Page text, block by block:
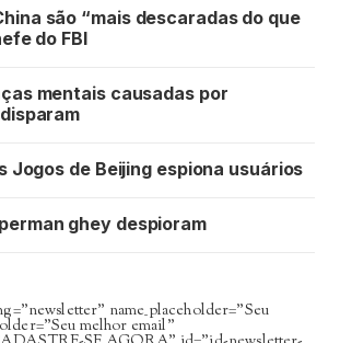
são “mais descaradas do que
do FBI
mentais causadas por
Jogos de Beijing espiona usuários
ghey despioram
name_placeholder=”Seu
melhor email”